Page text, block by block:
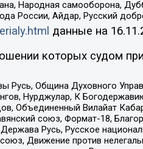
Народная самооборона,
России, Айдар, Русский
данные на
которых судом
Община Духовного
Нурджулар, К
Объединенный Вилайат
союз, Формат-18,
Русь, Русское
Движение против